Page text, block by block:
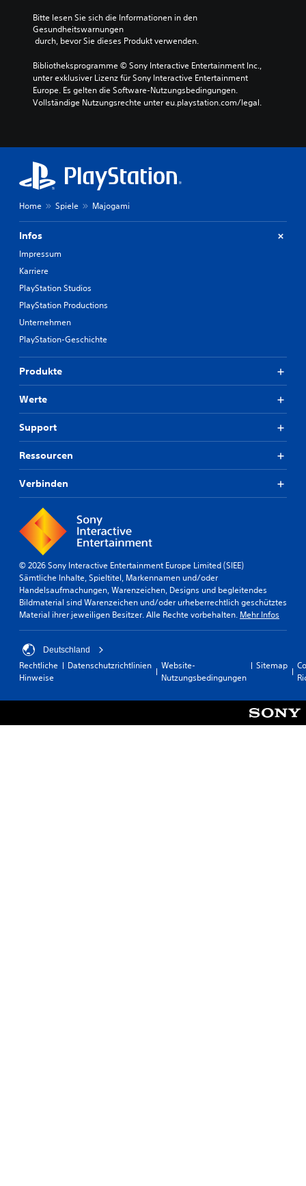
Bitte lesen Sie sich die Informationen in den
Gesundheitswarnungen
durch, bevor Sie dieses Produkt verwenden.
Bibliotheksprogramme © Sony Interactive Entertainment Inc.,
unter exklusiver Lizenz für Sony Interactive Entertainment
Europe. Es gelten die Software-Nutzungsbedingungen.
Vollständige Nutzungsrechte unter eu.playstation.com/legal.
Home Spiele Majogami
Infos
Impressum
Karriere
PlayStation Studios
PlayStation Productions
Unternehmen
PlayStation-Geschichte
Produkte
Werte
Support
Ressourcen
Verbinden
© 2026 Sony Interactive Entertainment Europe Limited (SIEE)
Sämtliche Inhalte, Spieltitel, Markennamen und/oder
Handelsaufmachungen, Warenzeichen, Designs und begleitendes
Bildmaterial sind Warenzeichen und/oder urheberrechtlich geschütztes
Material ihrer jeweiligen Besitzer. Alle Rechte vorbehalten. Mehr Infos
Deutschland
Rechtliche
Hinweise
Datenschutzrichtlinien
Website-
Nutzungsbedingungen
Sitemap